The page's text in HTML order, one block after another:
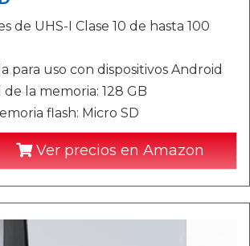
de UHS-I Clase 10 de hasta 100
para uso con dispositivos Android
de la memoria: 128 GB
flash: Micro SD
Ver precios en Amazon